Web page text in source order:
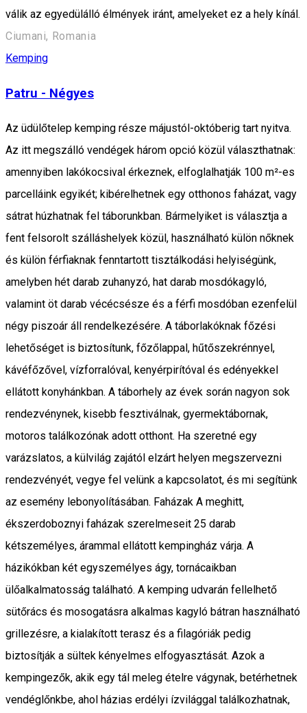
válik az egyedülálló élmények iránt, amelyeket ez a hely kínál.
Ciumani, Romania
Kemping
Patru - Négyes
Az üdülőtelep kemping része májustól-októberig tart nyitva.
Az itt megszálló vendégek három opció közül választhatnak:
amennyiben lakókocsival érkeznek, elfoglalhatják 100 m²-es
parcelláink egyikét; kibérelhetnek egy otthonos faházat, vagy
sátrat húzhatnak fel táborunkban. Bármelyiket is választja a
fent felsorolt szálláshelyek közül, használható külön nőknek
és külön férfiaknak fenntartott tisztálkodási helyiségünk,
amelyben hét darab zuhanyzó, hat darab mosdókagyló,
valamint öt darab vécécsésze és a férfi mosdóban ezenfelül
négy piszoár áll rendelkezésére. A táborlakóknak főzési
lehetőséget is biztosítunk, főzőlappal, hűtőszekrénnyel,
kávéfőzővel, vízforralóval, kenyérpirítóval és edényekkel
ellátott konyhánkban. A táborhely az évek során nagyon sok
rendezvénynek, kisebb fesztiválnak, gyermektábornak,
motoros találkozónak adott otthont. Ha szeretné egy
varázslatos, a külvilág zajától elzárt helyen megszervezni
rendezvényét, vegye fel velünk a kapcsolatot, és mi segítünk
az esemény lebonyolításában. Faházak A meghitt,
ékszerdoboznyi faházak szerelmeseit 25 darab
kétszemélyes, árammal ellátott kempingház várja. A
házikókban két egyszemélyes ágy, tornácaikban
ülőalkalmatosság található. A kemping udvarán fellelhető
sütőrács és mosogatásra alkalmas kagyló bátran használható
grillezésre, a kialakított terasz és a filagóriák pedig
biztosítják a sültek kényelmes elfogyasztását. Azok a
kempingezők, akik egy tál meleg ételre vágynak, betérhetnek
vendéglőnkbe, ahol házias erdélyi ízvilággal találkozhatnak,